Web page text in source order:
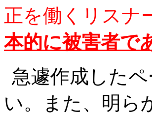
正を働くリスナ
本的に被害者で
急遽作成した
い。また、明ら